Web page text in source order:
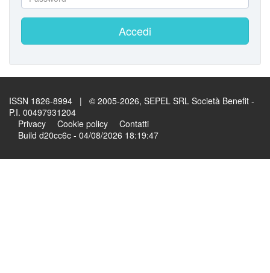
Accedi
ISSN 1826-8994 | © 2005-2026, SEPEL SRL Società Benefit -
P.I. 00497931204
Privacy
Cookie policy
Contatti
Build d20cc6c - 04/08/2026 18:19:47